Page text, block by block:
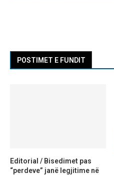
POSTIMET E FUNDIT
Editorial / Bisedimet pas
“perdeve” janë legjitime në